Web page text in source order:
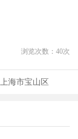
浏览次数： 40次
上海市宝山区